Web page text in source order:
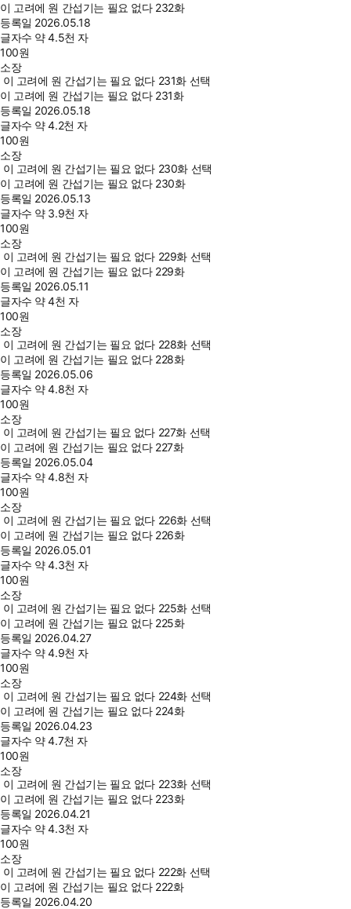
이 고려에 원 간섭기는 필요 없다 232화
등록일 2026.05.18
글자수 약 4.5천 자
100원
소장
이 고려에 원 간섭기는 필요 없다 231화 선택
이 고려에 원 간섭기는 필요 없다 231화
등록일 2026.05.18
글자수 약 4.2천 자
100원
소장
이 고려에 원 간섭기는 필요 없다 230화 선택
이 고려에 원 간섭기는 필요 없다 230화
등록일 2026.05.13
글자수 약 3.9천 자
100원
소장
이 고려에 원 간섭기는 필요 없다 229화 선택
이 고려에 원 간섭기는 필요 없다 229화
등록일 2026.05.11
글자수 약 4천 자
100원
소장
이 고려에 원 간섭기는 필요 없다 228화 선택
이 고려에 원 간섭기는 필요 없다 228화
등록일 2026.05.06
글자수 약 4.8천 자
100원
소장
이 고려에 원 간섭기는 필요 없다 227화 선택
이 고려에 원 간섭기는 필요 없다 227화
등록일 2026.05.04
글자수 약 4.8천 자
100원
소장
이 고려에 원 간섭기는 필요 없다 226화 선택
이 고려에 원 간섭기는 필요 없다 226화
등록일 2026.05.01
글자수 약 4.3천 자
100원
소장
이 고려에 원 간섭기는 필요 없다 225화 선택
이 고려에 원 간섭기는 필요 없다 225화
등록일 2026.04.27
글자수 약 4.9천 자
100원
소장
이 고려에 원 간섭기는 필요 없다 224화 선택
이 고려에 원 간섭기는 필요 없다 224화
등록일 2026.04.23
글자수 약 4.7천 자
100원
소장
이 고려에 원 간섭기는 필요 없다 223화 선택
이 고려에 원 간섭기는 필요 없다 223화
등록일 2026.04.21
글자수 약 4.3천 자
100원
소장
이 고려에 원 간섭기는 필요 없다 222화 선택
이 고려에 원 간섭기는 필요 없다 222화
등록일 2026.04.20